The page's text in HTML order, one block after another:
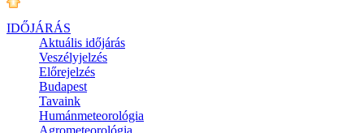
IDŐJÁRÁS
Aktuális időjárás
Veszélyjelzés
Előrejelzés
Budapest
Tavaink
Humánmeteorológia
Agrometeorológia